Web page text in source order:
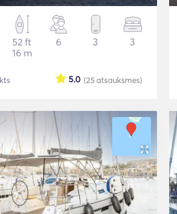
52 ft
16 m
6 3 3
(25atsauksmes)
5.0